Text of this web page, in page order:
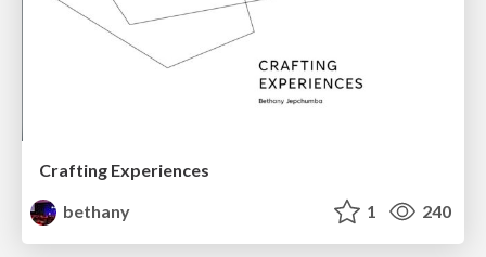
Crafting Experiences
bethany
1 240